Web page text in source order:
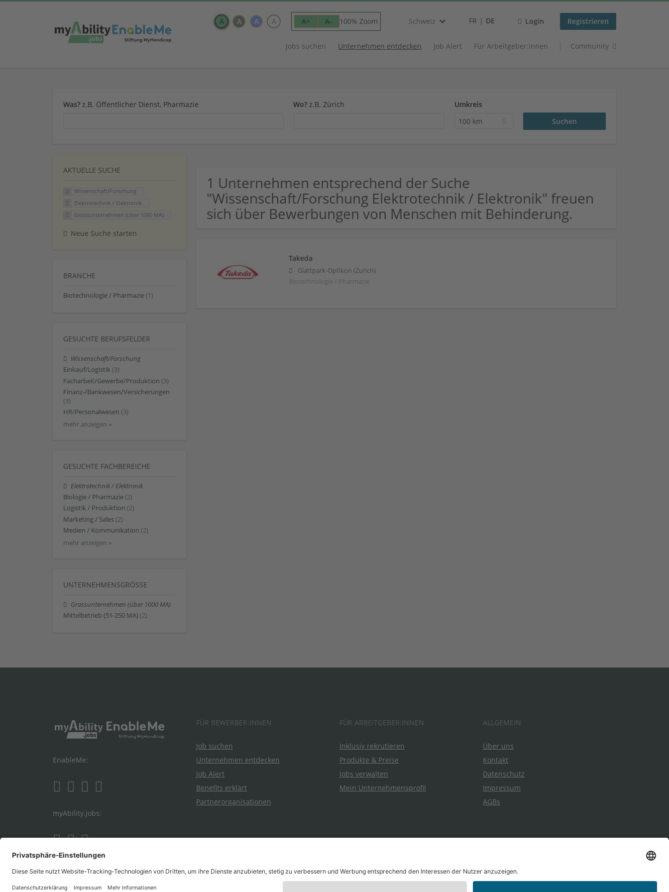
A A A A A+ A- 100% Zoom Schweiz FR DE Login Registrieren
Jobs suchen Unternehmen entdecken Job Alert Für Arbeitgeber:innen Community
Was? z.B. Öffentlicher Dienst, Pharmazie Wo? z.B. Zürich
Umkreis
100 km
AKTUELLE SUCHE
Wissenschaft/Forschung
Elektrotechnik / Elektronik
Grossunternehmen (über 1000 MA)
Neue Suche starten
BRANCHE
Biotechnologie / Pharmazie (1)
GESUCHTE BERUFSFELDER
Wissenschaft/Forschung
Einkauf/Logistik (3)
Facharbeit/Gewerbe/Produktion (3)
Finanz-/Bankwesen/Versicherungen
(3)
HR/Personalwesen (3)
mehr anzeigen »
GESUCHTE FACHBEREICHE
Elektrotechnik / Elektronik
Biologie / Pharmazie (2)
Logistik / Produktion (2)
Marketing / Sales (2)
Medien / Kommunikation (2)
mehr anzeigen »
UNTERNEHMENSGRÖSSE
Grossunternehmen (über 1000 MA)
Mittelbetrieb (51-250 MA) (2)
1 Unternehmen entsprechend der Suche
"Wissenschaft/Forschung Elektrotechnik / Elektronik" freuen
sich über Bewerbungen von Menschen mit Behinderung.
Takeda
Glattpark-Opfikon (Zurich)
Biotechnologie / Pharmazie
EnableMe:
myAbility.jobs:
FÜR BEWERBER:INNEN
Job suchen
Unternehmen entdecken
Job Alert
Benefits erklärt
Partnerorganisationen
FÜR ARBEITGEBER:INNEN
Inklusiv rekrutieren
Produkte & Preise
Jobs verwalten
Mein Unternehmensprofil
ALLGEMEIN
Über uns
Kontakt
Datenschutz
Impressum
AGBs